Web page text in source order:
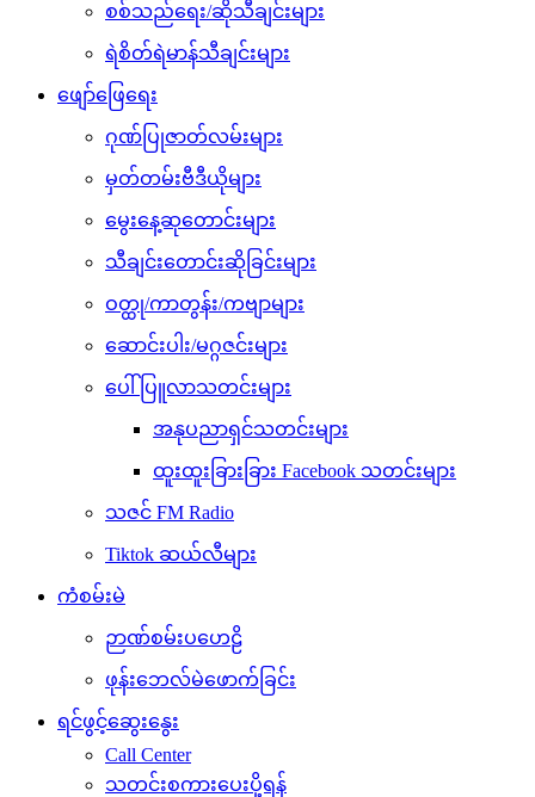
စစ်သည်ရေး/ဆိုသီချင်းများ
ရဲစိတ်ရဲမာန်သီချင်းများ
ဖျော်ဖြေရေး
ဂုဏ်ပြုဇာတ်လမ်းများ
မှတ်တမ်းဗီဒီယိုများ
မွေးနေ့ဆုတောင်းများ
သီချင်းတောင်းဆိုခြင်းများ
ဝတ္ထု/ကာတွန်း/ကဗျာများ
ဆောင်းပါး/မဂ္ဂဇင်းများ
ပေါ်ပြူလာသတင်းများ
အနုပညာရှင်သတင်းများ
ထူးထူးခြားခြား Facebook သတင်းများ
သဇင် FM Radio
Tiktok ဆယ်လီများ
ကံစမ်းမဲ
ဉာဏ်စမ်းပဟေဠိ
ဖုန်းဘေလ်မဲဖောက်ခြင်း
ရင်ဖွင့်ဆွေးနွေး
Call Center
သတင်းစကားပေးပို့ရန်